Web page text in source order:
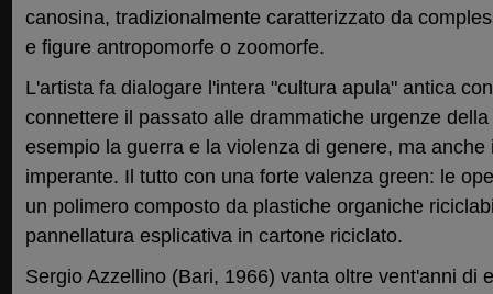
canosina, tradizionalmente caratterizzato da
e figure antropomorfe o zoomorfe.
L'artista fa dialogare l'intera "cultura apula" antica
connettere il passato alle drammatiche urgenze
esempio la guerra e la violenza di genere, ma
imperante. Il tutto con una forte valenza green: le
un polimero composto da plastiche organiche
pannellatura esplicativa in cartone riciclato.
Sergio Azzellino (Bari, 1966) vanta oltre vent'anni di